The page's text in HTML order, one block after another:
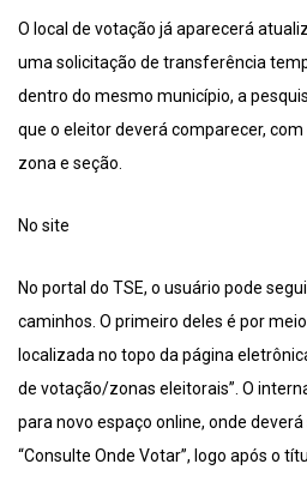
O local de votação já aparecerá
uma solicitação de transferência
dentro do mesmo município, a
que o eleitor deverá comparecer,
zona e seção.
No site
No portal do TSE, o usuário pode
caminhos. O primeiro deles é por
localizada no topo da página
de votação/zonas eleitorais”. O
para novo espaço online, onde
“Consulte Onde Votar”, logo após o